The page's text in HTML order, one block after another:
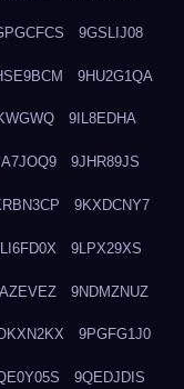
9GSLIJ08
9HU2G1QA
9IL8EDHA
9JHR89JS
9KXDCNY7
9LPX29XS
9NDMZNUZ
9PGFG1J0
9QEDJDIS